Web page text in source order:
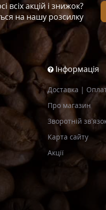
всіх акцій і знижок?
на нашу розсилку
Інформація
Доставка |
Про магазин
Зворотній
Карта сайту
Акції